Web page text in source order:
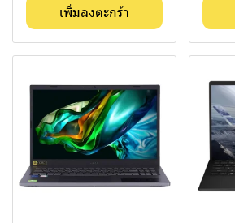
เพิ่มลงตะกร้า